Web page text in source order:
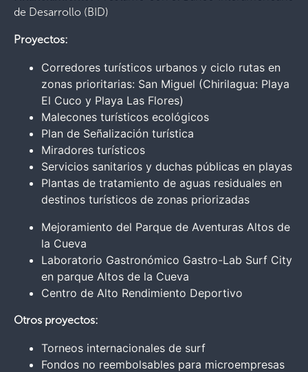
de Desarrollo (BID)
Proyectos:
Corredores turísticos urbanos y ciclo rutas en
zonas prioritarias: San Miguel (Chirilagua: Playa
El Cuco y Playa Las Flores)
Malecones turísticos ecológicos
Plan de Señalización turística
Miradores turísticos
Servicios sanitarios y duchas públicas en playas
Plantas de tratamiento de aguas residuales en
destinos turísticos de zonas priorizadas
Mejoramiento del Parque de Aventuras Altos de
la Cueva
Laboratorio Gastronómico Gastro-Lab Surf City
en parque Altos de la Cueva
Centro de Alto Rendimiento Deportivo
Otros proyectos:
Torneos internacionales de surf
Fondos no reembolsables para microempresas